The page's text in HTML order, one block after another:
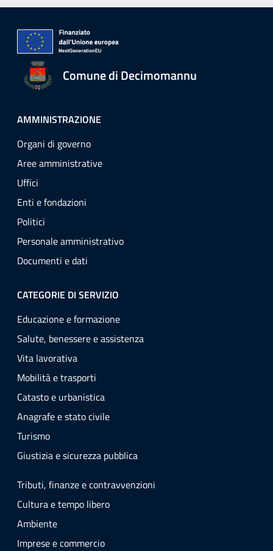
Comune di Decimomannu
AMMINISTRAZIONE
Organi di governo
Aree amministrative
Uffici
Enti e fondazioni
Politici
Personale amministrativo
Documenti e dati
CATEGORIE DI SERVIZIO
Educazione e formazione
Salute, benessere e assistenza
Vita lavorativa
Mobilità e trasporti
Catasto e urbanistica
Anagrafe e stato civile
Turismo
Giustizia e sicurezza pubblica
Tributi, finanze e contravvenzioni
Cultura e tempo libero
Ambiente
Imprese e commercio